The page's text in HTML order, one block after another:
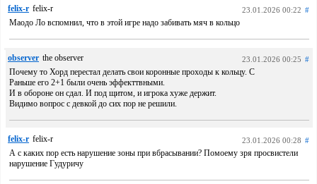
felix-r felix-r 23.01.2026 00:22 #
Маодо Ло вспомнил, что в этой игре надо забивать мяч в кольцо
observer the observer 23.01.2026 00:25 #
Почему то Хорд перестал делать свои коронные проходы к кольцу. С
Раньше его 2+1 были очень эффекттвными.
И в обороне он сдал. И под щитом, и игрока хуже держит.
Видимо вопрос с девкой до сих пор не решили.
felix-r felix-r 23.01.2026 00:28 #
А с каких пор есть нарушение зоны при вбрасывании? Помоему зря просвистели
нарушение Гудуричу